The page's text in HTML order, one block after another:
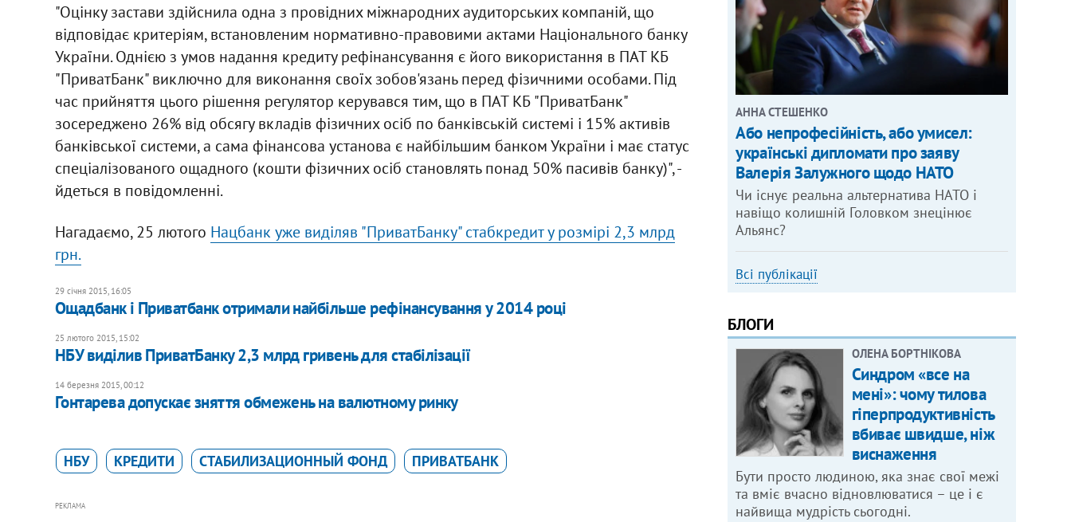
"Оцінку застави здійснила одна з провідних міжнародних аудиторських компаній, що
відповідає критеріям, встановленим нормативно-правовими актами Національного банку
України. Однією з умов надання кредиту рефінансування є його використання в ПАТ КБ
"ПриватБанк" виключно для виконання своїх зобов'язань перед фізичними особами. Під
час прийняття цього рішення регулятор керувався тим, що в ПАТ КБ "ПриватБанк"
зосереджено 26% від обсягу вкладів фізичних осіб по банківській системі і 15% активів
банківської системи, а сама фінансова установа є найбільшим банком України і має статус
спеціалізованого ощадного (кошти фізичних осіб становлять понад 50% пасивів банку)", -
йдеться в повідомленні.
Нагадаємо, 25 лютого Нацбанк уже виділяв "ПриватБанку" стабкредит у розмірі 2,3 млрд
грн.
29 січня 2015, 16:05
Ощадбанк і Приватбанк отримали найбільше рефінансування у 2014 році
25 лютого 2015, 15:02
НБУ виділив ПриватБанку 2,3 млрд гривень для стабілізації
14 березня 2015, 00:12
Гонтарева допускає зняття обмежень на валютному ринку
НБУ КРЕДИТИ СТАБИЛИЗАЦИОННЫЙ ФОНД ПРИВАТБАНК
РЕКЛАМА
АННА СТЕШЕНКО
Або непрофесійність, або умисел:
українські дипломати про заяву
Валерія Залужного щодо НАТО
Чи існує реальна альтернатива НАТО і
навіщо колишній Головком знецінює
Альянс?
Всі публікації
БЛОГИ
ОЛЕНА БОРТНІКОВА
Синдром «все на
мені»: чому тилова
гіперпродуктивність
вбиває швидше, ніж
виснаження
Бути просто людиною, яка знає свої межі
та вміє вчасно відновлюватися – це і є
найвища мудрість сьогодні.